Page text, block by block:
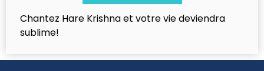
Chantez Hare Krishna et votre vie deviendra
sublime!